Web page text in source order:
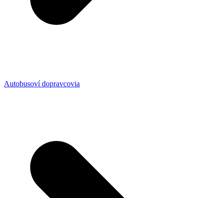
Autobusoví dopravcovia